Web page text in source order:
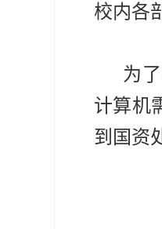
校内各
为了
计算机
到国资